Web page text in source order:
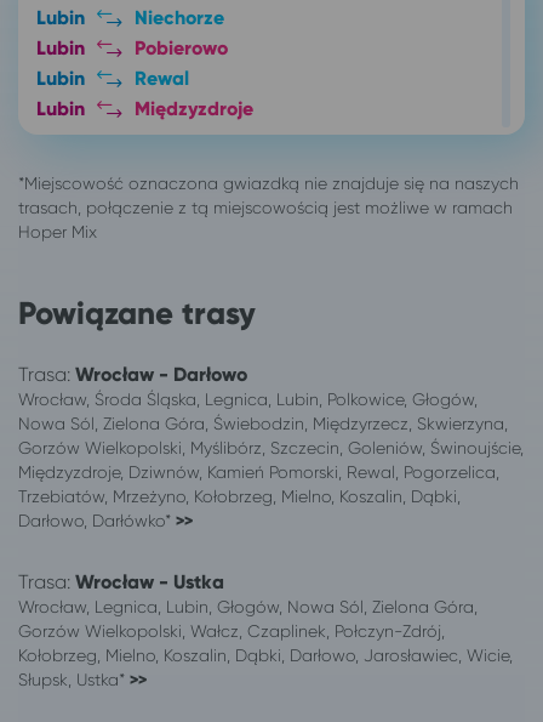
Lubin
Niechorze
Lubin
Pobierowo
Lubin
Rewal
Lubin
Międzyzdroje
Lubin
Darłówko
Lubin
Sarbinowo gm. Mielno
Lubin
Lubin
Koszalin
Lubin
Świeradów-Zdrój
Lubin
Poznań
Lubin
Połczyn-Zdrój
416 lokalizacji
Mielno
Białystok
Mielno
Bielsko-Biała*
Bydgoszcz
Mielno
Bytom
Mielno
Ciechocinek
Mielno
Drobin
Mielno
Powiązane trasy
Trasa: Wrocław - Darłowo
Wrocław, Środa Śląska, Legnica, Lubin, Polkowice, Głogów,
Nowa Sól, Zielona Góra, Świebodzin, Międzyrzecz, Skwierzyna,
Gorzów Wielkopolski, Myślibórz, Szczecin, Goleniów, Świnoujście,
Międzyzdroje, Dziwnów, Kamień Pomorski, Rewal, Pogorzelica,
Trzebiatów, Mrzeżyno, Kołobrzeg, Mielno, Koszalin, Dąbki,
Darłowo, Darłówko* >>
Trasa: Wrocław - Ustka
Wrocław, Legnica, Lubin, Głogów, Nowa Sól, Zielona Góra,
Gorzów Wielkopolski, Wałcz, Czaplinek, Połczyn-Zdrój,
Kołobrzeg, Mielno, Koszalin, Dąbki, Darłowo, Jarosławiec, Wicie,
Słupsk, Ustka* >>